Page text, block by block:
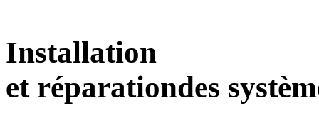
Installation
et réparationdes